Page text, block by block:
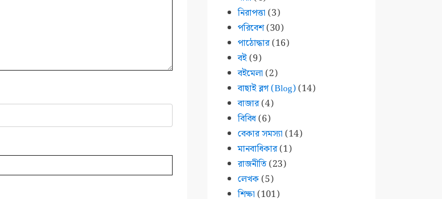
নিরাপত্তা (3)
পরিবেশ(30)
পাঠোদ্ধার(16)
বই(9)
বইমেলা (2)
বাছাই ব্লগ (Blog)(14)
বাজার(4)
বিবিধ(6)
বেকার সমস্যা (14)
মানবাধিকার(1)
রাজনীতি(23)
লেখক(5)
শিক্ষা (101)